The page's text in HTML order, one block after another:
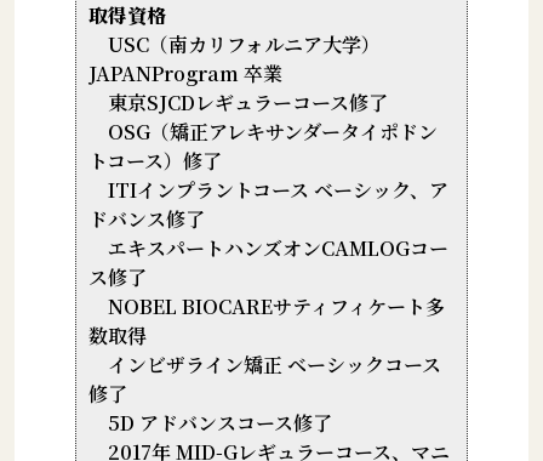
取得資格
USC（南カリフォルニア大学）
JAPANProgram 卒業
東京SJCDレギュラーコース修了
OSG（矯正アレキサンダータイポドン
トコース）修了
ITIインプラントコース ベーシック、ア
ドバンス修了
エキスパートハンズオンCAMLOGコー
ス修了
NOBEL BIOCAREサティフィケート多
数取得
インビザライン矯正 ベーシックコース
修了
5D アドバンスコース修了
2017年 MID-Gレギュラーコース、マニ